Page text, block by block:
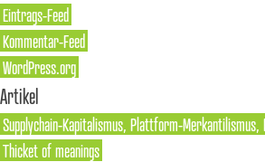
Eintrags-Feed
Kommentar-Feed
WordPress.org
Artikel
Supplychain-Kapitalismus, Plattform-Merkantilismus,
Thicket of meanings